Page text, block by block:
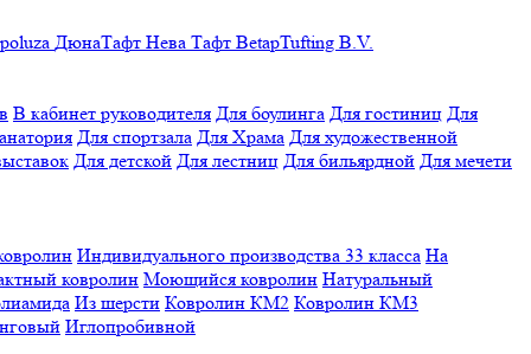
ДюнаТафт Нева Тафт BetapTufting B.V.
В кабинет руководителя Для боулинга Для гостиниц Для
Для спортзала Для Храма Для художественной
Для детской Для лестниц Для бильярдной Для мечети
Индивидуального производства 33 класса На
ковролин Моющийся ковролин Натуральный
Из шерсти Ковролин КМ2 Ковролин КМ3
Иглопробивной